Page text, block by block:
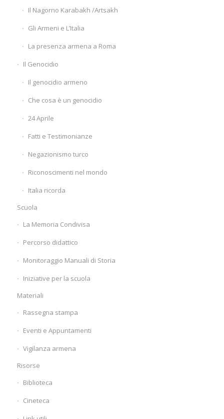
Il Nagorno Karabakh /Artsakh
Gli Armeni e L’Italia
La presenza armena a Roma
Il Genocidio
Il genocidio armeno
Che cosa è un genocidio
24 Aprile
Fatti e Testimonianze
Negazionismo turco
Riconoscimenti nel mondo
Italia ricorda
Scuola
La Memoria Condivisa
Percorso didattico
Monitoraggio Manuali di Storia
Iniziative per la scuola
Materiali
Rassegna stampa
Eventi e Appuntamenti
Vigilanza armena
Risorse
Biblioteca
Cineteca